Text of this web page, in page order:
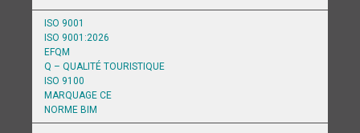
ISO 9001
ISO 9001:2026
EFQM
Q – QUALITÉ TOURISTIQUE
ISO 9100
MARQUAGE CE
NORME BIM